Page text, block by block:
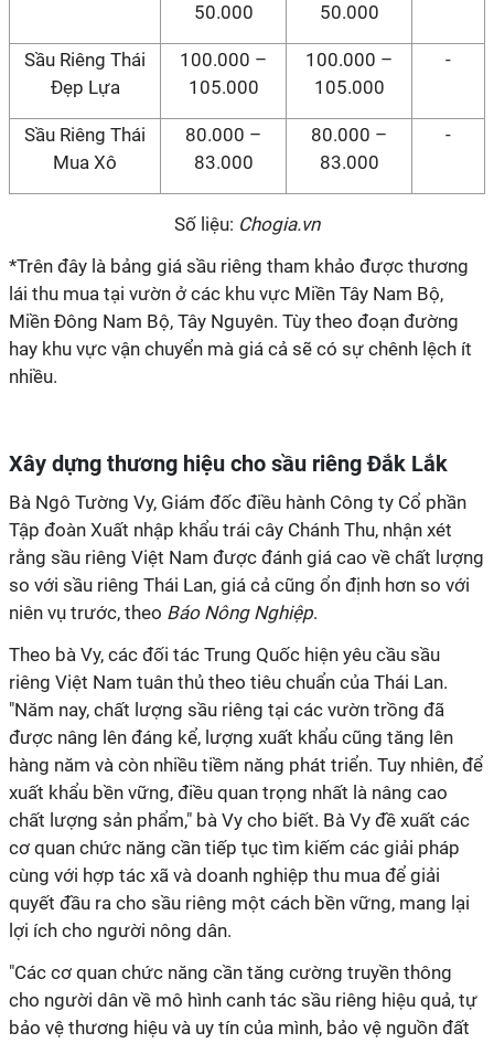
50.000
50.000
Sầu Riêng Thái
Đẹp Lựa
100.000 –
105.000
100.000 –
105.000
-
Sầu Riêng Thái
Mua Xô
80.000 –
83.000
80.000 –
83.000
-
Số liệu: Chogia.vn
*Trên đây là bảng giá sầu riêng tham khảo được thương
lái thu mua tại vườn ở các khu vực Miền Tây Nam Bộ,
Miền Đông Nam Bộ, Tây Nguyên. Tùy theo đoạn đường
hay khu vực vận chuyển mà giá cả sẽ có sự chênh lệch ít
nhiều.
Xây dựng thương hiệu cho sầu riêng Đắk Lắk
Bà Ngô Tường Vy, Giám đốc điều hành Công ty Cổ phần
Tập đoàn Xuất nhập khẩu trái cây Chánh Thu, nhận xét
rằng sầu riêng Việt Nam được đánh giá cao về chất lượng
so với sầu riêng Thái Lan, giá cả cũng ổn định hơn so với
niên vụ trước, theo Báo Nông Nghiệp.
Theo bà Vy, các đối tác Trung Quốc hiện yêu cầu sầu
riêng Việt Nam tuân thủ theo tiêu chuẩn của Thái Lan.
"Năm nay, chất lượng sầu riêng tại các vườn trồng đã
được nâng lên đáng kể, lượng xuất khẩu cũng tăng lên
hàng năm và còn nhiều tiềm năng phát triển. Tuy nhiên, để
xuất khẩu bền vững, điều quan trọng nhất là nâng cao
chất lượng sản phẩm," bà Vy cho biết. Bà Vy đề xuất các
cơ quan chức năng cần tiếp tục tìm kiếm các giải pháp
cùng với hợp tác xã và doanh nghiệp thu mua để giải
quyết đầu ra cho sầu riêng một cách bền vững, mang lại
lợi ích cho người nông dân.
"Các cơ quan chức năng cần tăng cường truyền thông
cho người dân về mô hình canh tác sầu riêng hiệu quả, tự
bảo vệ thương hiệu và uy tín của mình, bảo vệ nguồn đất